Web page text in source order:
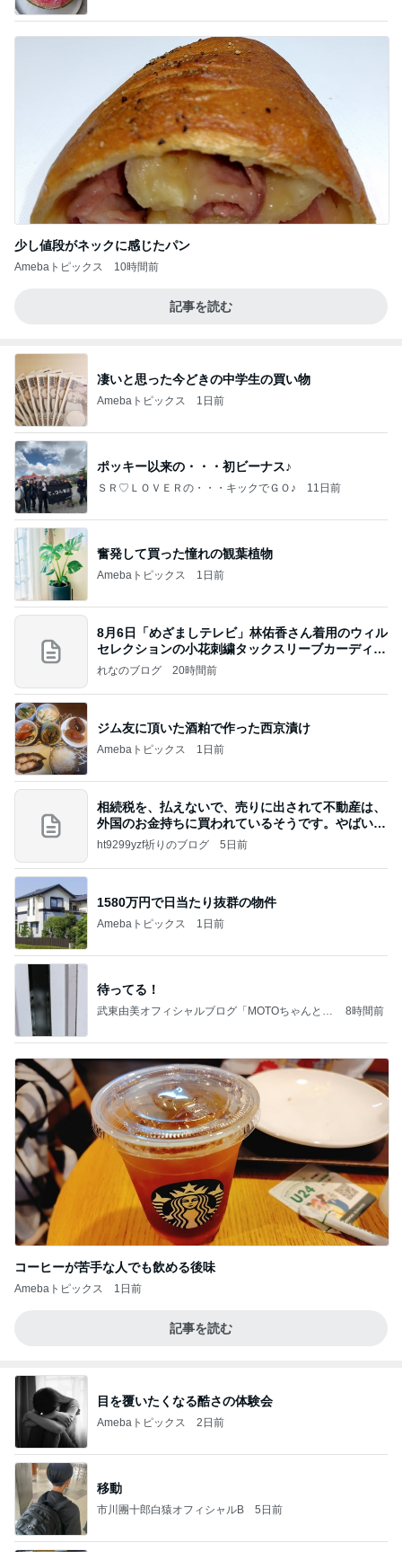
少し値段がネックに感じたパン
Amebaトピックス 10時間前
記事を読む
凄いと思った今どきの中学生の買い物
Amebaトピックス 1日前
ポッキー以来の・・・初ビーナス♪
ＳＲ♡ＬＯＶＥＲの・・・キックでＧＯ♪ 11日前
奮発して買った憧れの観葉植物
Amebaトピックス 1日前
8月6日「めざましテレビ」林佑香さん着用のウィル
セレクションの小花刺繍タックスリーブカーディガ
ン
れなのブログ 20時間前
ジム友に頂いた酒粕で作った西京漬け
Amebaトピックス 1日前
相続税を、払えないで、売りに出されて不動産は、
外国のお金持ちに買われているそうです。やばいで
すよ
ht9299yzf祈りのブログ 5日前
1580万円で日当たり抜群の物件
Amebaトピックス 1日前
待ってる！
武東由美オフィシャルブログ「MOTOちゃんとの
8時間前
コーヒーが苦手な人でも飲める後味
Amebaトピックス 1日前
記事を読む
目を覆いたくなる酷さの体験会
Amebaトピックス 2日前
移動
市川團十郎白猿オフィシャルB 5日前